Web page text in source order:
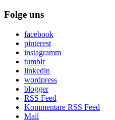
Folge uns
facebook
pinterest
instagramm
tumblr
linkedin
wordpress
blogger
RSS Feed
Kommentare RSS Feed
Mail